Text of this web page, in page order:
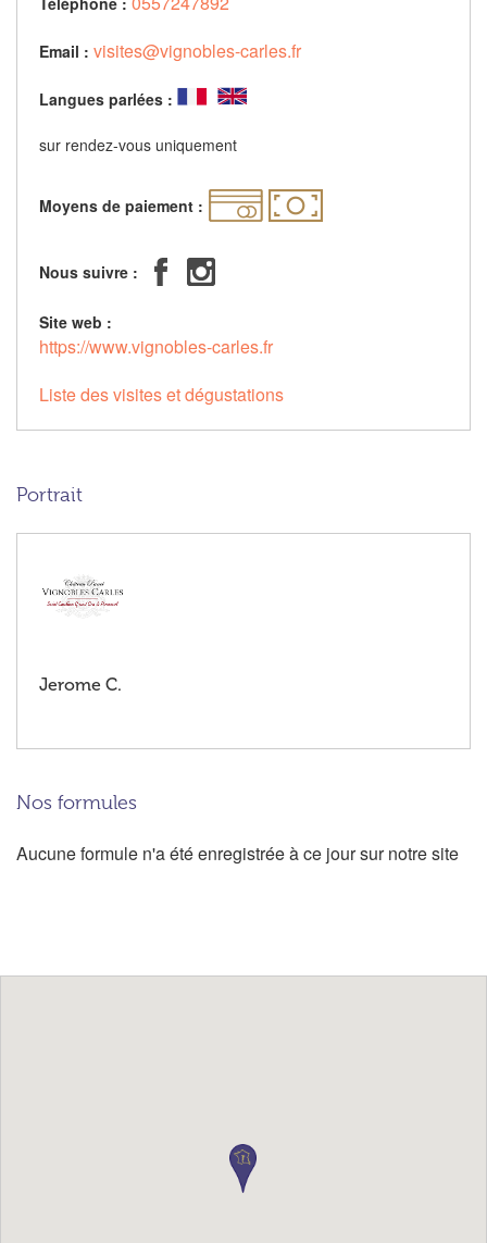
Email : visites@vignobles-carles.fr
Langues parlées :
sur rendez-vous uniquement
Moyens de paiement :
Nous suivre :
Site web :
https://www.vignobles-carles.fr
Liste des visites et dégustations
Portrait
Jerome C.
Nos formules
Aucune formule n'a été enregistrée à ce jour sur notre site